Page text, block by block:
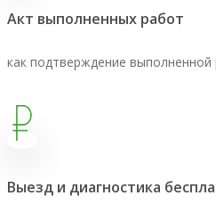
Акт выполненных работ
как подтверждение выполненной
Выезд и диагностика